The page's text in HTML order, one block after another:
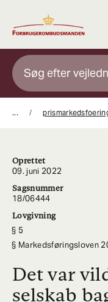
indhold
...
Oprettet
09. juni 2022
Sagsnummer
18/06444
Lovgivning
5
Markedsføringsloven
Det var
selskab